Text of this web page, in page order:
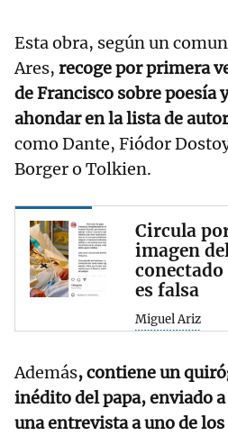
Esta obra, según un
Ares, recoge por primera
de Francisco sobre poesía
ahondar en la lista de
como Dante, Fiódor
Borger o Tolkien.
Circula
imagen
es falsa
Miguel Ariz
Además, contiene un
inédito del papa, enviado
una entrevista a uno de